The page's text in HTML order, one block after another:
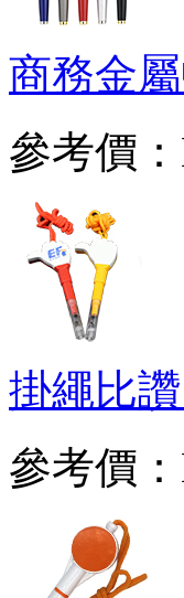
商務金
參考價：
掛繩比
參考價：